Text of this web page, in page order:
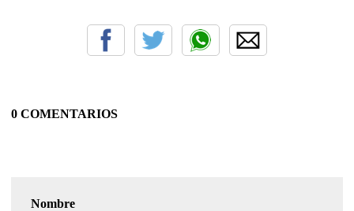
0 COMENTARIOS
Nombre